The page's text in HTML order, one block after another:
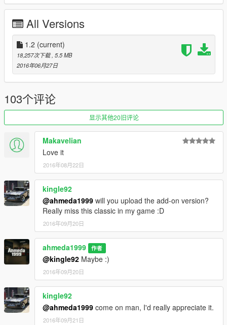
All Versions
1.2 (current)
18,257次下载 , 5.5 MB
2016年06月27日
103个评论
显示其他20旧评论
Makavelian
Love it
2016年08月22日
kingle92
@ahmeda1999 will you upload the add-on version?
Really miss this classic in my game :D
2016年09月20日
ahmeda1999 作者
@kingle92 Maybe :)
2016年09月20日
kingle92
@ahmeda1999 come on man, I'd really appreciate it.
2016年09月21日